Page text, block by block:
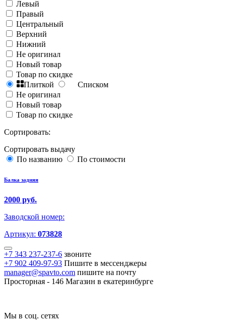
Левый
Правый
Центральный
Верхний
Нижний
Не оригинал
Новый товар
Товар по скидке
Плиткой
Списком
Не оригинал
Новый товар
Товар по скидке
Сортировать:
Сортировать выдачу
По названию
По стоимости
Балка задняя
2000 руб.
Заводской номер:
Артикул: 073828
+7 343 237-237-6 звоните
+7 902 409-97-93 Пишите в мессенджеры
manager@spavto.com пишите на почту
Просторная - 146 Магазин в екатеринбурге
Мы в соц. сетях